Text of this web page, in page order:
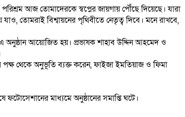
আজ তোমাদেরকে স্বপ্নের জায়গায় পৌঁছে দিয়েছে। যারা
তোমরাই বিশ্বায়নের পৃথিবীতে নেতৃত্ব দিবে। মনে রাখবে,
অনুষ্ঠান আয়োজিত হয়। প্রভাষক শাহাব উদ্দিন আহমেদ ও
পক্ষ থেকে অনুভূতি ব্যক্ত করেন, ফাইজা ইমতিয়াজ ও ফিমা
মাধ্যমে অনুষ্ঠানের সমাপ্তি ঘটে।